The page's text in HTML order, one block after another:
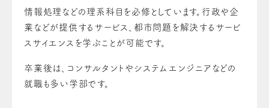
情報処理などの理系科目を必修としています。行政や企
業などが提供するサービス、都市問題を解決するサービ
スサイエンスを学ぶことが可能です。
卒業後は、コンサルタントやシステムエンジニアなどの
就職も多い学部です。